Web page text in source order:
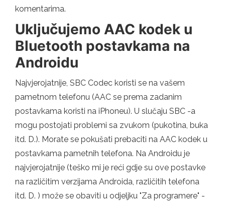
komentarima.
Uključujemo AAC kodek u
Bluetooth postavkama na
Androidu
Najvjerojatnije, SBC Codec koristi se na vašem
pametnom telefonu (AAC se prema zadanim
postavkama koristi na iPhoneu). U slučaju SBC -a
mogu postojati problemi sa zvukom (pukotina, buka
itd. D.). Morate se pokušati prebaciti na AAC kodek u
postavkama pametnih telefona. Na Androidu je
najvjerojatnije (teško mi je reći gdje su ove postavke
na različitim verzijama Androida, različitih telefona
itd. D. ) može se obaviti u odjeljku "Za programere" -